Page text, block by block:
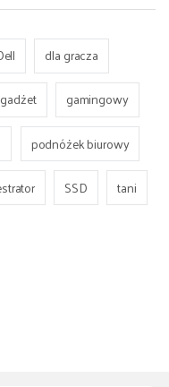
dla gracza
gadżet
gamingowy
podnóżek biurowy
SSD
tani